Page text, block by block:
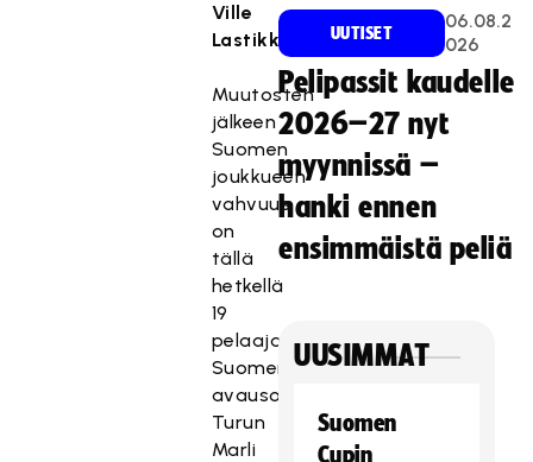
Ville
Lastikka
Muutosten
jälkeen
Suomen
joukkueen
vahvuus
on
tällä
hetkellä
19
pelaajaa.
Suomen
avausottelu
Turun
Marli
UUTISET
06.08.2
026
Pelipassit kaudelle
2026–27 nyt
myynnissä –
hanki ennen
ensimmäistä peliä
UUSIMMAT
Suomen
Cupin